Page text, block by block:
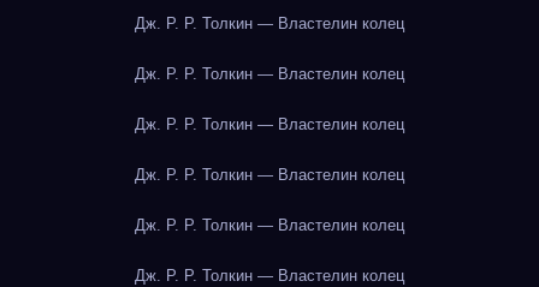
Дж. Р. Р. Толкин — Властелин колец
Дж. Р. Р. Толкин — Властелин колец
Дж. Р. Р. Толкин — Властелин колец
Дж. Р. Р. Толкин — Властелин колец
Дж. Р. Р. Толкин — Властелин колец
Дж. Р. Р. Толкин — Властелин колец